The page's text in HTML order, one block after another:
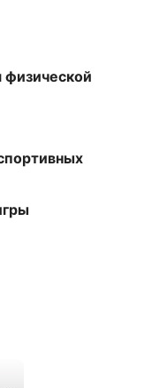
физической